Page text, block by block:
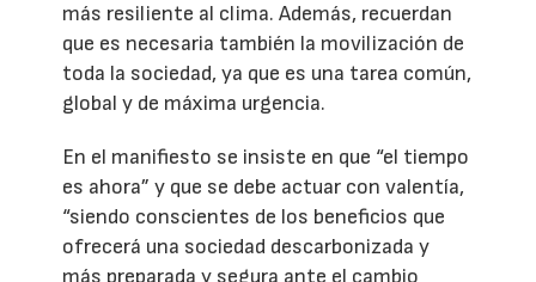
más resiliente al clima. Además, recuerdan
que es necesaria también la movilización de
toda la sociedad, ya que es una tarea común,
global y de máxima urgencia.
En el manifiesto se insiste en que “el tiempo
es ahora” y que se debe actuar con valentía,
“siendo conscientes de los beneficios que
ofrecerá una sociedad descarbonizada y